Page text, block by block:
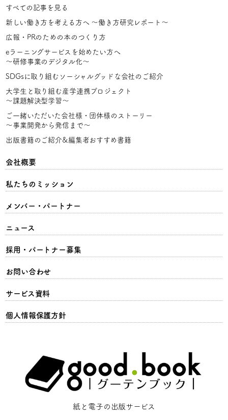
すべての記事を見る
新しい働き方を考える方へ 〜働き方研究レポート〜
広報・PRのための本のつくり方
eラーニングサービスを始めたい方へ
〜研修事業のデジタル化〜
SDGsに取り組むソーシャルグッドな会社のご紹介
大学生と取り組む産学連携プロジェクト
〜課題解決型学習〜
ご一緒いただいた会社様・団体様のストーリー
〜事業開発から発信まで〜
出版書籍のご紹介&編集者おすすめ書籍
会社概要
私たちのミッション
メンバー・パートナー
ニュース
採用・パートナー募集
お問い合わせ
サービス資料
個人情報保護方針
紙と電子の出版サービス